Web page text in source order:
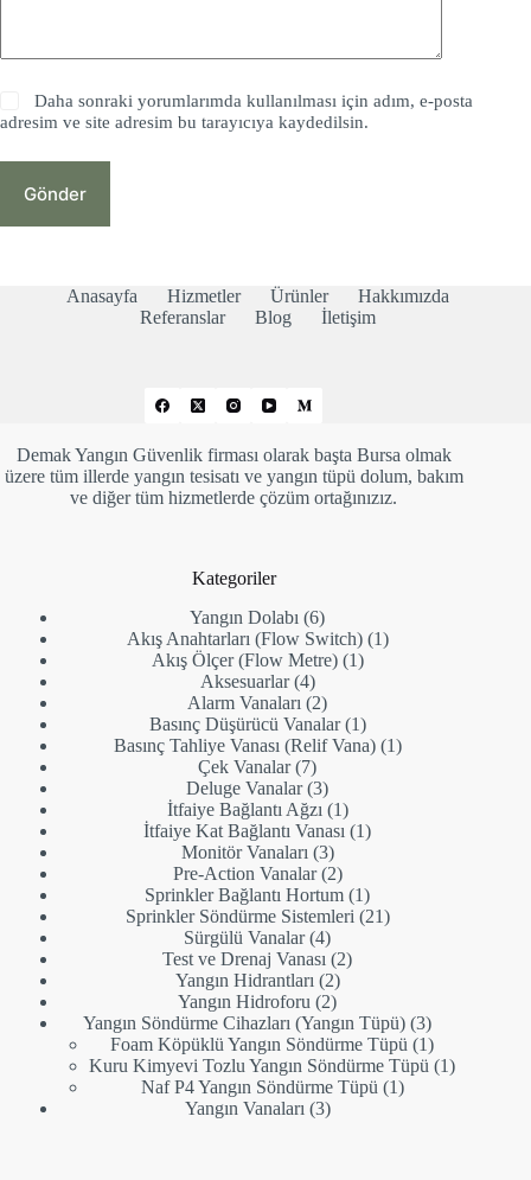
Daha sonraki yorumlarımda kullanılması için adım, e-posta
adresim ve site adresim bu tarayıcıya kaydedilsin.
Gönder
Anasayfa Hizmetler Ürünler
Hakkımızda
Referanslar
Blog İletişim
Demak Yangın Güvenlik firması olarak başta Bursa olmak
üzere tüm illerde yangın tesisatı ve yangın tüpü dolum, bakım
ve diğer tüm hizmetlerde çözüm ortağınızız.
Kategoriler
Yangın Dolabı 66
ürün
Akış Anahtarları (Flow Switch) 11
Akış Ölçer (Flow Metre) 11
Aksesuarlar 44
ürün
Alarm Vanaları 22
ürün
Basınç Düşürücü Vanalar 11
ürün
Basınç Tahliye Vanası (Relif Vana) 11
Çek Vanalar 77
ürün
Deluge Vanalar 33
ürün
İtfaiye Bağlantı Ağzı 11
ürün
İtfaiye Kat Bağlantı Vanası 11
Monitör Vanaları 33
ürün
Pre-Action Vanalar 22
ürün
Sprinkler Bağlantı Hortum 11
ürün
Sprinkler Söndürme Sistemleri 2121
Sürgülü Vanalar 44
ürün
Test ve Drenaj Vanası 22
Yangın Hidrantları 22
ürün
Yangın Hidroforu 22
ürün
Yangın Söndürme Cihazları (Yangın Tüpü) 33
ürün
Foam Köpüklü Yangın Söndürme Tüpü 11
ürün
Kuru Kimyevi Tozlu Yangın Söndürme Tüpü 11
Naf P4 Yangın Söndürme Tüpü 11
Yangın Vanaları 33